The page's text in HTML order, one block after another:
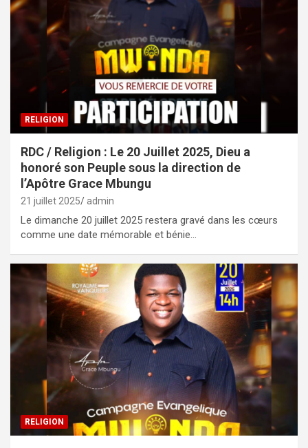
RELIGION
RDC / Religion : Le 20 Juillet 2025, Dieu a
honoré son Peuple sous la direction de
l’Apôtre Grace Mbungu
21 juillet 2025 admin
Le dimanche 20 juillet 2025 restera gravé dans les cœurs
comme une date mémorable et bénie…
RELIGION